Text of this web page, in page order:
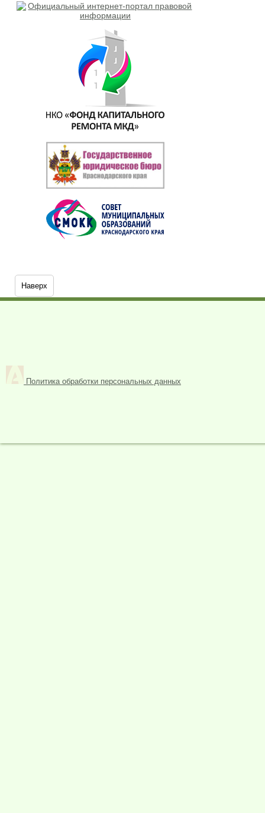
Наверх
Политика обработки персональных данных